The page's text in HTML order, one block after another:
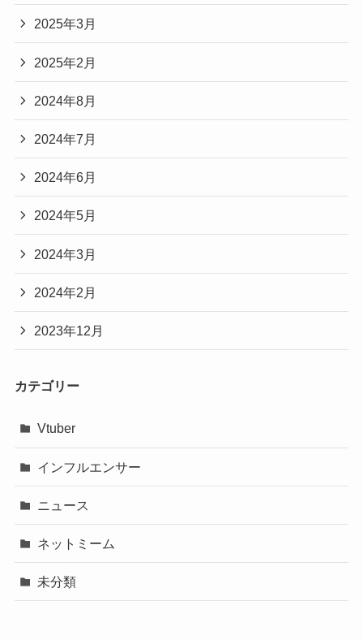
2025年3月
2025年2月
2024年8月
2024年7月
2024年6月
2024年5月
2024年3月
2024年2月
2023年12月
カテゴリー
Vtuber
インフルエンサー
ニュース
ネットミーム
未分類